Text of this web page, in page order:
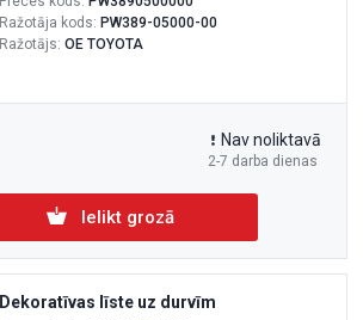
Ražotāja kods: PW389-05000-00
Ražotājs: OE TOYOTA
2-7 darba dienas
Nav noliktavā
Ielikt grozā
Dekoratīvas līste uz durvīm